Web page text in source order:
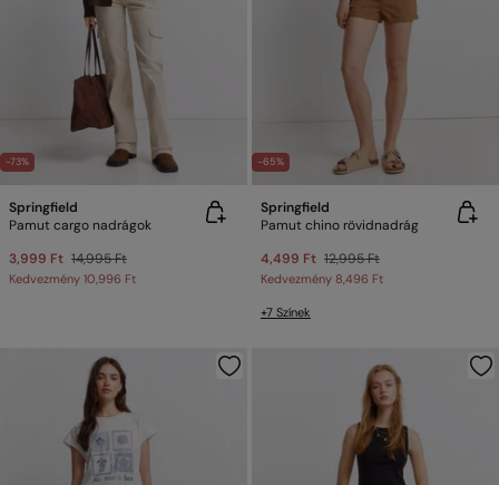
-73%
Springfield
Pamut cargo nadrágok
3,999 Ft 14,995 Ft
Kedvezmény 10,996 Ft
-65%
Springfield
Pamut chino rövidnadrág
4,499 Ft 12,995 Ft
Kedvezmény 8,496 Ft
+7 Színek